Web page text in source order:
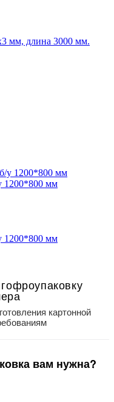
мм, длина 3000 мм.
1200*800 мм
1200*800 мм
картонной
вам нужна?